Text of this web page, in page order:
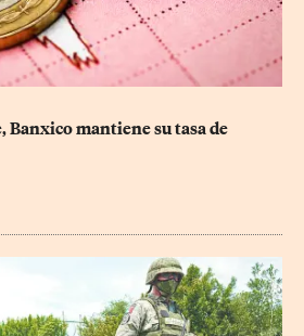
Banxico mantiene su tasa de